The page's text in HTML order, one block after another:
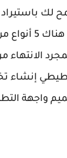
لك
إنشاء
واجهة